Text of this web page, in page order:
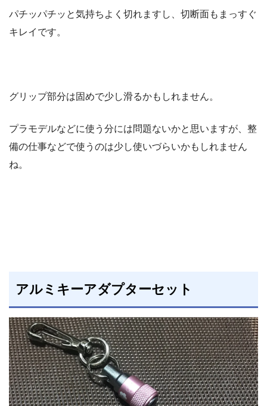
パチッパチッと気持ちよく切れますし、切断面もまっすぐ
キレイです。
グリップ部分は固めで少し滑るかもしれません。
プラモデルなどに使う分には問題ないかと思いますが、整
備の仕事などで使うのは少し使いづらいかもしれません
ね。
アルミキーアダプターセット